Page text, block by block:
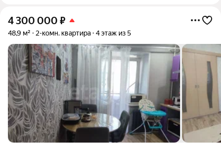
4 300 000 ₽
48,9 м² 2-комн. квартира 4 этаж из 5